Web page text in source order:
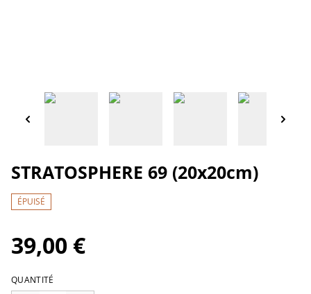
STRATOSPHERE 69 (20x20cm)
ÉPUISÉ
39,00 €
QUANTITÉ